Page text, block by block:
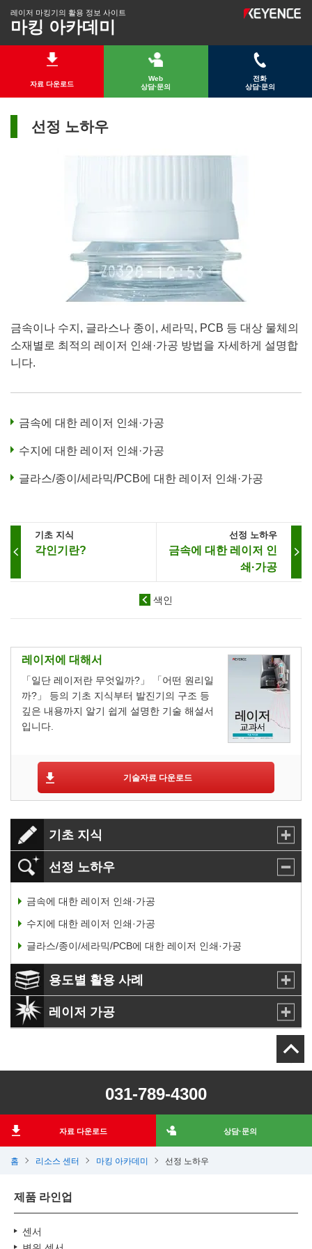
레이저 마킹기의 활용 정보 사이트
마킹 아카데미
자료 다운로드
Web
상담·문의
전화
상담·문의
홈 리소스 센터 마킹 아카데미 선정 노하우
선정 노하우
금속이나 수지, 글라스나 종이, 세라믹, PCB 등 대상 물체의
소재별로 최적의 레이저 인쇄·가공 방법을 자세하게 설명합
니다.
금속에 대한 레이저 인쇄·가공
수지에 대한 레이저 인쇄·가공
글라스/종이/세라믹/PCB에 대한 레이저 인쇄·가공
기초 지식
각인기란?
선정 노하우
금속에 대한 레이저 인
쇄·가공
색인
레이저에 대해서
「일단 레이저란 무엇일까?」 「어떤 원리일
까?」 등의 기초 지식부터 발진기의 구조 등
깊은 내용까지 알기 쉽게 설명한 기술 해설서
입니다.
기술자료 다운로드
기초 지식
선정 노하우
금속에 대한 레이저 인쇄·가공
수지에 대한 레이저 인쇄·가공
글라스/종이/세라믹/PCB에 대한 레이저 인쇄·가공
용도별 활용 사례
레이저 가공
031-789-4300
자료 다운로드 상담·문의
제품 라인업
센서